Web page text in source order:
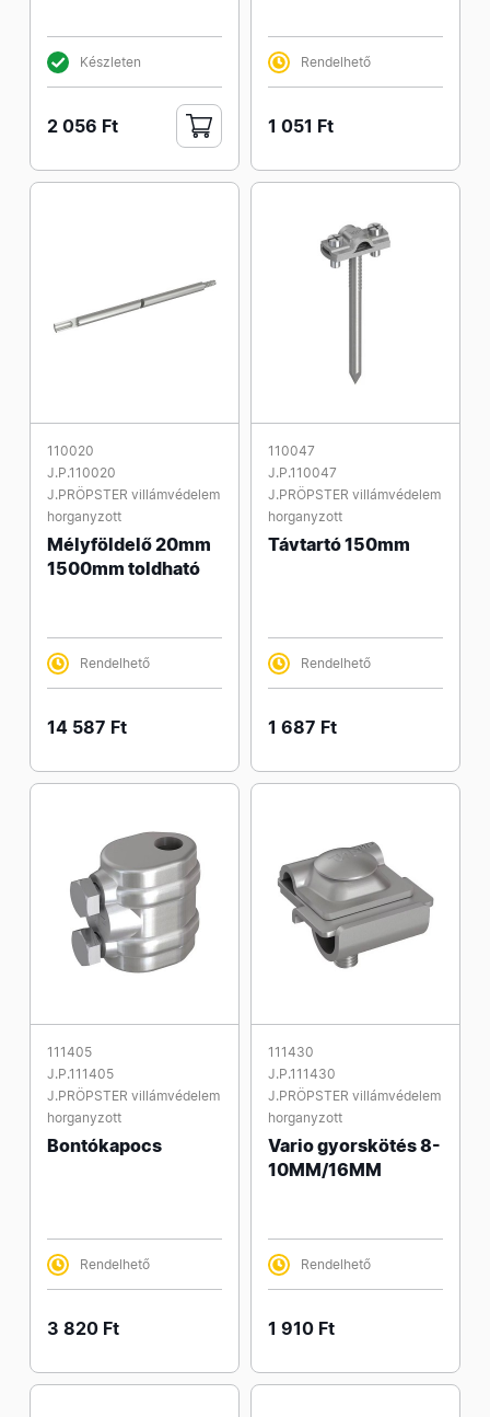
Készleten
2 056 Ft
Rendelhető
1 051 Ft
110020
J.P.110020
J.PRÖPSTER villámvédelem
horganyzott
Mélyföldelő 20mm
1500mm toldható
Rendelhető
14 587 Ft
110047
J.P.110047
J.PRÖPSTER villámvédelem
horganyzott
Távtartó 150mm
Rendelhető
1 687 Ft
111405
J.P.111405
J.PRÖPSTER villámvédelem
horganyzott
Bontókapocs
Rendelhető
3 820 Ft
111430
J.P.111430
J.PRÖPSTER villámvédelem
horganyzott
Vario gyorskötés 8-
10MM/16MM
Rendelhető
1 910 Ft